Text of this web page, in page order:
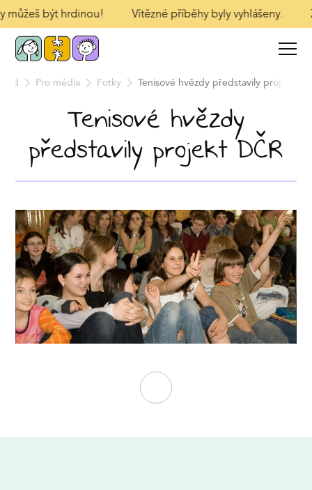
můžeš být hrdinou! Vítězné příběhy byly vyhlášeny.
Pro média Fotky Tenisové hvězdy představily projekt
Tenisové hvězdy
představily projekt DČR